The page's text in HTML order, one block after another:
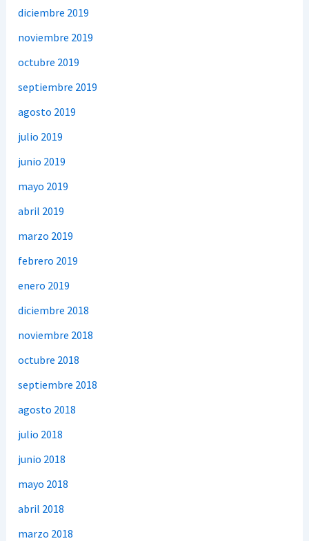
diciembre 2019
noviembre 2019
octubre 2019
septiembre 2019
agosto 2019
julio 2019
junio 2019
mayo 2019
abril 2019
marzo 2019
febrero 2019
enero 2019
diciembre 2018
noviembre 2018
octubre 2018
septiembre 2018
agosto 2018
julio 2018
junio 2018
mayo 2018
abril 2018
marzo 2018